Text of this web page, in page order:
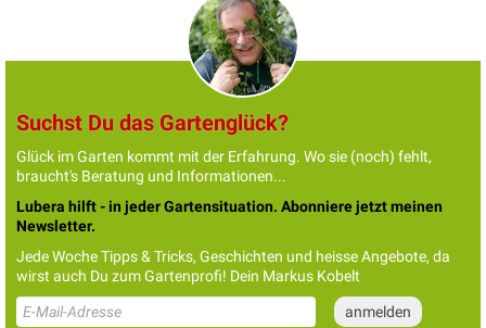
Suchst Du das Gartenglück?
Glück im Garten kommt mit der Erfahrung. Wo sie (noch) fehlt,
braucht's Beratung und Informationen...
Lubera hilft - in jeder Gartensituation. Abonniere jetzt meinen
Newsletter.
Jede Woche Tipps & Tricks, Geschichten und heisse Angebote, da
wirst auch Du zum Gartenprofi! Dein Markus Kobelt